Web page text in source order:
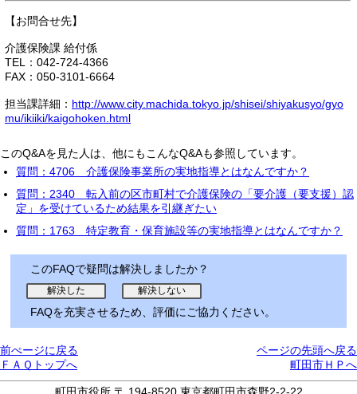
【お問合せ先】
介護保険課 給付係
TEL：042-724-4366
FAX：050-3101-6664
担当課詳細： http://www.city.machida.tokyo.jp/shisei/shiyakusyo/gyo
mu/ikiiki/kaigohoken.html
このQ&Aを見た人は、他にもこんなQ&Aも参照しています。
質問：4706 介護保険事業所の実地指導とはなんですか？
質問：2340 転入前の区市町村で介護保険の「要介護（要支援）認
定」を受けているため結果を引継ぎたい
質問：1763 特定教育・保育施設等の実地指導とはなんですか？
このFAQで疑問は解決しましたか？
FAQを充実させるため、評価にご協力ください。
前ぺージに戻る
ページの先頭へ戻る
ＦＡＱトップへ
町田市ＨＰへ